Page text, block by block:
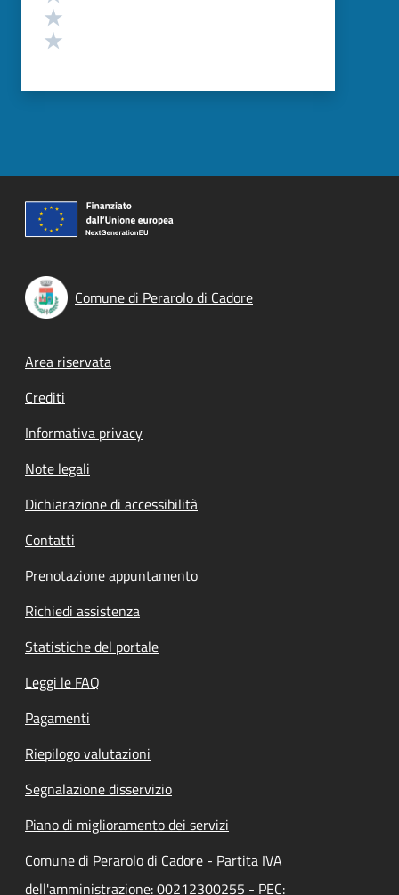
Comune di Perarolo di Cadore
Footer menu
Area riservata
Crediti
Informativa privacy
Note legali
Dichiarazione di accessibilità
Contatti
Prenotazione appuntamento
Richiedi assistenza
Statistiche del portale
Leggi le FAQ
Pagamenti
Riepilogo valutazioni
Segnalazione disservizio
Piano di miglioramento dei servizi
Comune di Perarolo di Cadore - Partita IVA
dell'amministrazione: 00212300255 - PEC: